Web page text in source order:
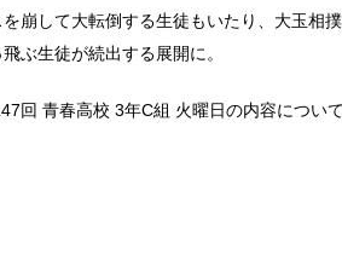
崩して大転倒する生徒もいたり、大玉相
ぶ生徒が続出する展開に。
回 青春高校 3年C組 火曜日の内容につい